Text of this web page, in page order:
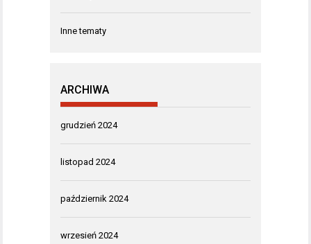
Inne tematy
ARCHIWA
grudzień 2024
listopad 2024
październik 2024
wrzesień 2024